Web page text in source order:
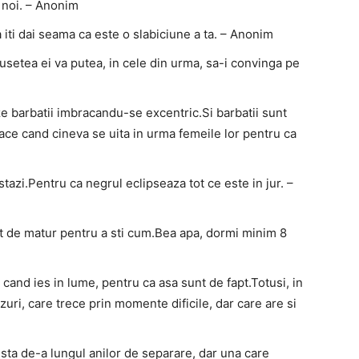
– Anonim
dai seama ca este o slabiciune a ta. – Anonim
ei va putea, in cele din urma, sa-i convinga pe
barbatii imbracandu-se excentric.Si barbatii sunt
cand cineva se uita in urma femeile lor pentru ca
ca negrul eclipseaza tot ce este in jur. –
matur pentru a sti cum.Bea apa, dormi minim 8
ies in lume, pentru ca asa sunt de fapt.Totusi, in
care trece prin momente dificile, dar care are si
de-a lungul anilor de separare, dar una care